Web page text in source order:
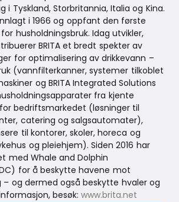
i Tyskland, Storbritannia, Italia og Kina.
i 1966 og oppfant den første
husholdningsbruk. Idag utvikler,
BRITA et bredt spekter av
for optimalisering av drikkevann –
(vannfilterkanner, systemer tilkoblet
og BRITA Integrated Solutions
fra kjente
bedriftsmarkedet (løsninger til
catering og salgsautomater),
til kontorer, skoler, horeca og
og pleiehjem). Siden 2016 har
med Whale and Dolphin
for å beskytte havene mot
– og dermed også beskytte hvaler og
besøk:www.brita.net